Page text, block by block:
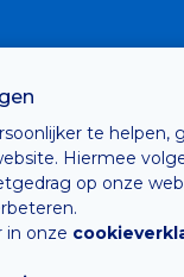
te helpen,
Hiermee
op onze
in onze